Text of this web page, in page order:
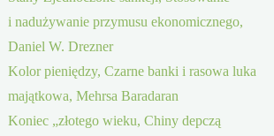
i nadużywanie przymusu ekonomicznego,
Daniel W. Drezner
Kolor pieniędzy, Czarne banki i rasowa luka
majątkowa, Mehrsa Baradaran
Koniec „złotego wieku, Chiny depczą